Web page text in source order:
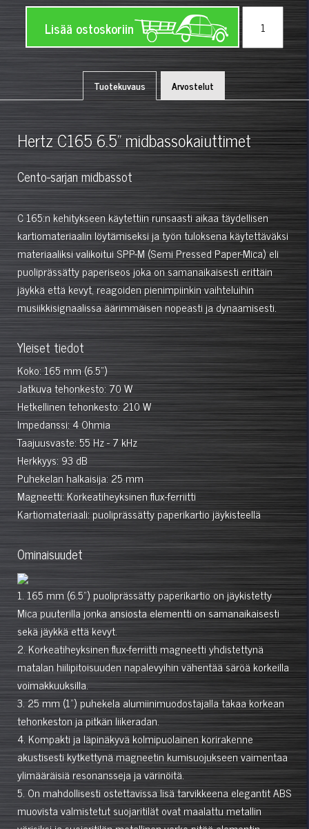
Lisää ostoskoriin
Tuotekuvaus Arvostelut
Hertz C165 6.5" midbassokaiuttimet
Cento-sarjan midbassot
C 165:n kehitykseen käytettiin runsaasti aikaa täydellisen
kartiomateriaalin löytämiseksi ja työn tuloksena käytettäväksi
materiaaliksi valikoitui SPP-M (Semi Pressed Paper-Mica) eli
puoliprässätty paperiseos joka on samanaikaisesti erittäin
jäykkä että kevyt, reagoiden pienimpiinkin vaihteluihin
musiikkisignaalissa äärimmäisen nopeasti ja dynaamisesti.
Yleiset tiedot
Koko: 165 mm (6.5")
Jatkuva tehonkesto: 70 W
Hetkellinen tehonkesto: 210 W
Impedanssi: 4 Ohmia
Taajuusvaste: 55 Hz - 7 kHz
Herkkyys: 93 dB
Puhekelan halkaisija: 25 mm
Magneetti: Korkeatiheyksinen flux-ferriitti
Kartiomateriaali: puoliprässätty paperikartio jäykisteellä
Ominaisuudet
1. 165 mm (6.5") puoliprässätty paperikartio on jäykistetty
Mica puuterilla jonka ansiosta elementti on samanaikaisesti
sekä jäykkä että kevyt.
2. Korkeatiheyksinen flux-ferriitti magneetti yhdistettynä
matalan hiilipitoisuuden napalevyihin vähentää säröä korkeilla
voimakkuuksilla.
3. 25 mm (1") puhekela alumiinimuodostajalla takaa korkean
tehonkeston ja pitkän liikeradan.
4. Kompakti ja läpinäkyvä kolmipuolainen korirakenne
akustisesti kytkettynä magneetin kumisuojukseen vaimentaa
ylimääräisiä resonansseja ja värinöitä.
5. On mahdollisesti ostettavissa lisä tarvikkeena elegantit ABS
muovista valmistetut suojaritilät ovat maalattu metallin